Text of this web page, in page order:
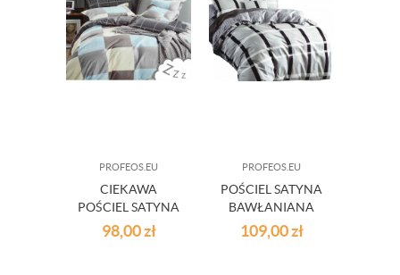
PROFEOS.EU
CIEKAWA
POŚCIEL SATYNA
BAWEŁNIANA
WZORY
98,00zł
PROFEOS.EU
POŚCIEL SATYNA
BAWŁANIANA
200 X 200 CM
109,00zł